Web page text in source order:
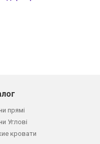
прямі
Углові
кровати